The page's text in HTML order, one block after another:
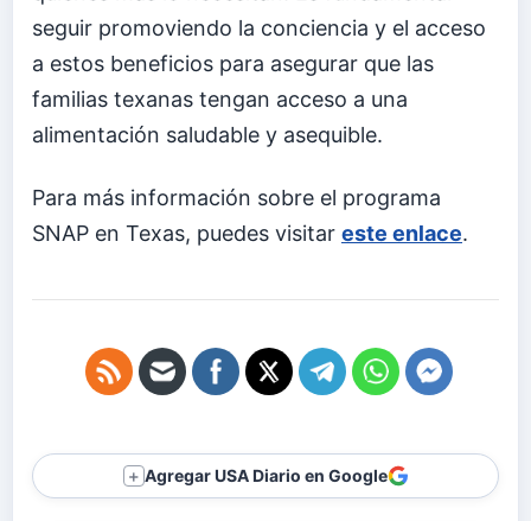
seguir promoviendo la conciencia y el acceso
a estos beneficios para asegurar que las
familias texanas tengan acceso a una
alimentación saludable y asequible.
Para más información sobre el programa
SNAP en Texas, puedes visitar este enlace.
＋ Agregar USA Diario en Google